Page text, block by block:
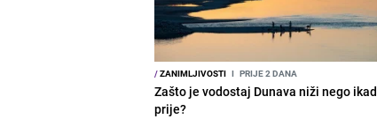
/ZANIMLJIVOSTI I PRIJE 2 DANA
Zašto je vodostaj Dunava niži nego ikad
prije?